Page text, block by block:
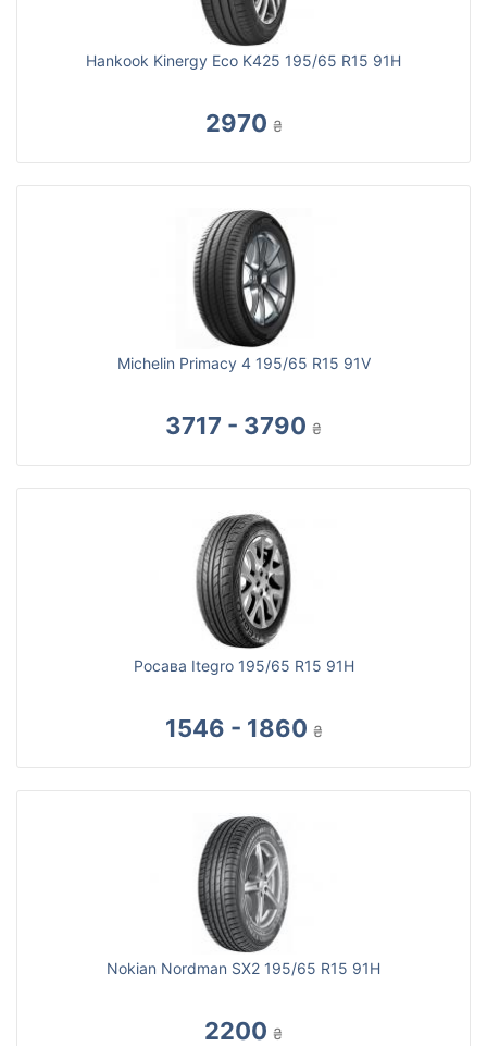
Hankook Kinergy Eco K425 195/65 R15 91H
2970 ₴
Michelin Primacy 4 195/65 R15 91V
3717 - 3790 ₴
Росава Itegro 195/65 R15 91H
1546 - 1860 ₴
Nokian Nordman SX2 195/65 R15 91H
2200 ₴